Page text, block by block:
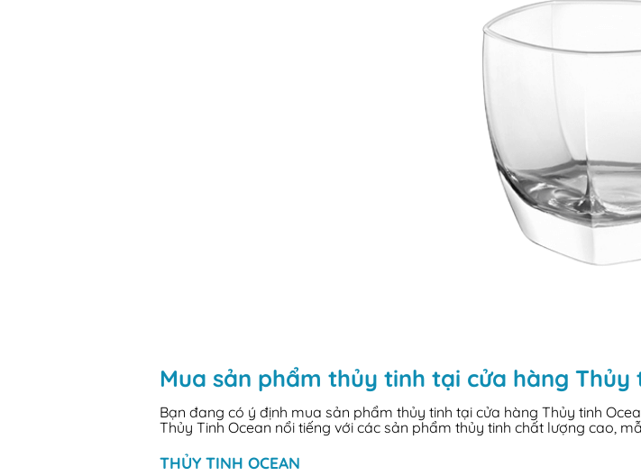
Mua sản phẩm thủy tinh tại cửa hàng Thủy
Bạn đang có ý định mua sản phẩm thủy tinh tại cửa hàng Thủy tinh
Thủy Tinh Ocean nổi tiếng với các sản phẩm thủy tinh chất lượng cao,
THỦY TINH OCEAN